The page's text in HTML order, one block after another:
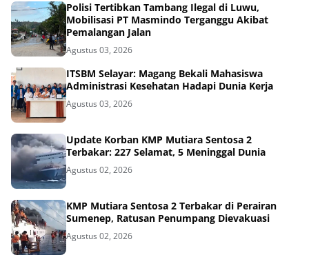
Polisi Tertibkan Tambang Ilegal di Luwu,
Mobilisasi PT Masmindo Terganggu Akibat
Pemalangan Jalan
Agustus 03, 2026
ITSBM Selayar: Magang Bekali Mahasiswa
Administrasi Kesehatan Hadapi Dunia Kerja
Agustus 03, 2026
Update Korban KMP Mutiara Sentosa 2
Terbakar: 227 Selamat, 5 Meninggal Dunia
Agustus 02, 2026
KMP Mutiara Sentosa 2 Terbakar di Perairan
Sumenep, Ratusan Penumpang Dievakuasi
Agustus 02, 2026